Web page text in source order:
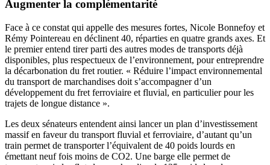
Augmenter la complémentarité
Face à ce constat qui appelle des mesures fortes, Nicole Bonnefoy et
Rémy Pointereau en déclinent 40, réparties en quatre grands axes. Et
le premier entend tirer parti des autres modes de transports déjà
disponibles, plus respectueux de l’environnement, pour entreprendre
la décarbonation du fret routier. « Réduire l’impact environnemental
du transport de marchandises doit s’accompagner d’un
développement du fret ferroviaire et fluvial, en particulier pour les
trajets de longue distance ».
Les deux sénateurs entendent ainsi lancer un plan d’investissement
massif en faveur du transport fluvial et ferroviaire, d’autant qu’un
train permet de transporter l’équivalent de 40 poids lourds en
émettant neuf fois moins de CO2. Une barge elle permet de